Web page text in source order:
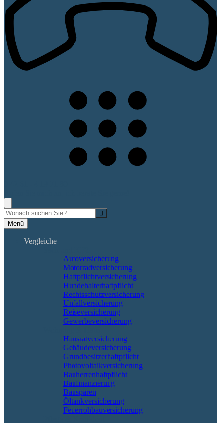
Menü
Vergleiche
Autoversicherung
Motorradversicherung
Haftpflichtversicherung
Hundehalterhaftpflicht
Rechtsschutzversicherung
Unfallversicherung
Reiseversicherung
Gewerbeversicherung
Hausratversicherung
Gebäudeversicherung
Grundbesitzerhaftpflicht
Photovoltaikversicherung
Bauherrenhaftpflicht
Baufinanzierung
Bausparen
Öltankversicherung
Feuerrohbauversicherung